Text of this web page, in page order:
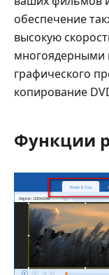
обеспечение
высокую
многоядерными
графического
копирование
Функции